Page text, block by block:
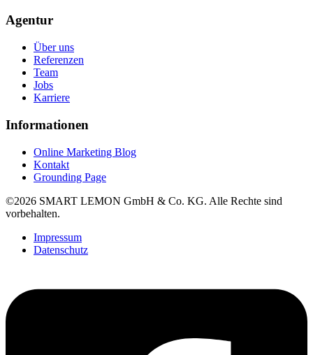
Agentur
Über uns
Referenzen
Team
Jobs
Karriere
Informationen
Online Marketing Blog
Kontakt
Grounding Page
©2026 SMART LEMON GmbH & Co. KG. Alle Rechte sind
vorbehalten.
Impressum
Datenschutz